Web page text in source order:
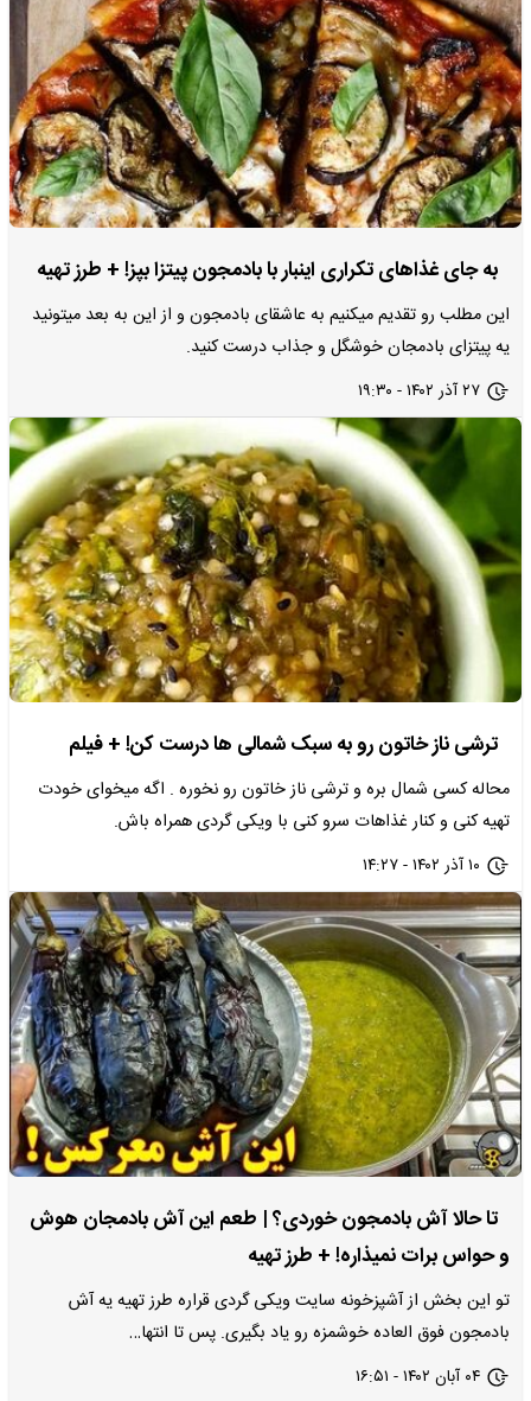
به جای غذاهای تکراری اینبار با بادمجون پیتزا بپز! + طرز تهیه
این مطلب رو تقدیم میکنیم به عاشقای بادمجون و از این به بعد میتونید
یه پیتزای بادمجان خوشگل و جذاب درست کنید.
۲۷ آذر ۱۴۰۲ - ۱۹:۳۰
ترشی ناز خاتون رو به سبک شمالی ها درست کن! + فیلم
محاله کسی شمال بره و ترشی ناز خاتون رو نخوره . اگه میخوای خودت
تهیه کنی و کنار غذاهات سرو کنی با ویکی گردی همراه باش.
۱۰ آذر ۱۴۰۲ - ۱۴:۲۷
تا حالا آش بادمجون خوردی؟ | طعم این آش بادمجان هوش
و حواس برات نمیذاره! + طرز تهیه
تو این بخش از آشپزخونه سایت ویکی گردی قراره طرز تهیه یه آش
بادمجون فوق العاده خوشمزه رو یاد بگیری. پس تا انتها…
۰۴ آبان ۱۴۰۲ - ۱۶:۵۱